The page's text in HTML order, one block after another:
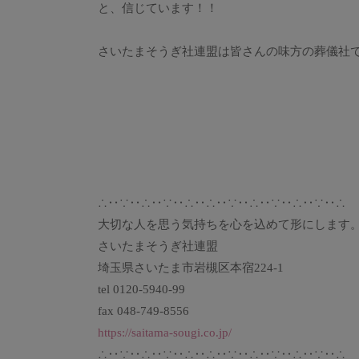
と、信じています！！
さいたまそうぎ社連盟は皆さんの味方の葬儀社で
∴‥∵‥∴‥∵‥∴‥∴‥∵‥∴‥∵‥∴‥∵‥∴
大切な人を思う気持ちを心を込めて形にします。
さいたまそうぎ社連盟
埼玉県さいたま市岩槻区本宿224-1
tel 0120-5940-99
fax 048-749-8556
https://saitama-sougi.co.jp/
∴‥∵‥∴‥∵‥∴‥∴‥∵‥∴‥∵‥∴‥∵‥∴